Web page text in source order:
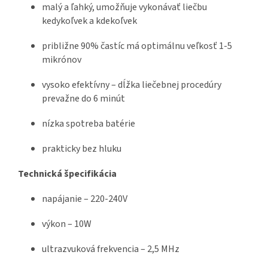
malý a ľahký, umožňuje vykonávať liečbu
kedykoľvek a kdekoľvek
približne 90% častíc má optimálnu veľkosť 1-5
mikrónov
vysoko efektívny – dĺžka liečebnej procedúry
prevažne do 6 minút
nízka spotreba batérie
prakticky bez hluku
Technická špecifikácia
napájanie – 220-240V
výkon – 10W
ultrazvuková frekvencia – 2,5 MHz